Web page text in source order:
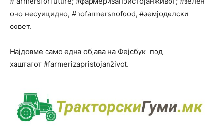
оно несуицидно; #nofarmersnofood; #земјоделски
совет.
Најдовме само една објава на Фејсбук под
хаштагот #farmerizapristojanživot.